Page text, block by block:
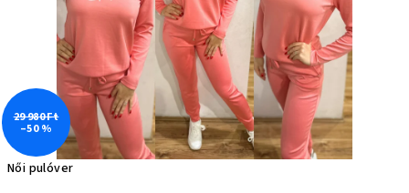
Női pulóver
29 980 Ft
–50 %